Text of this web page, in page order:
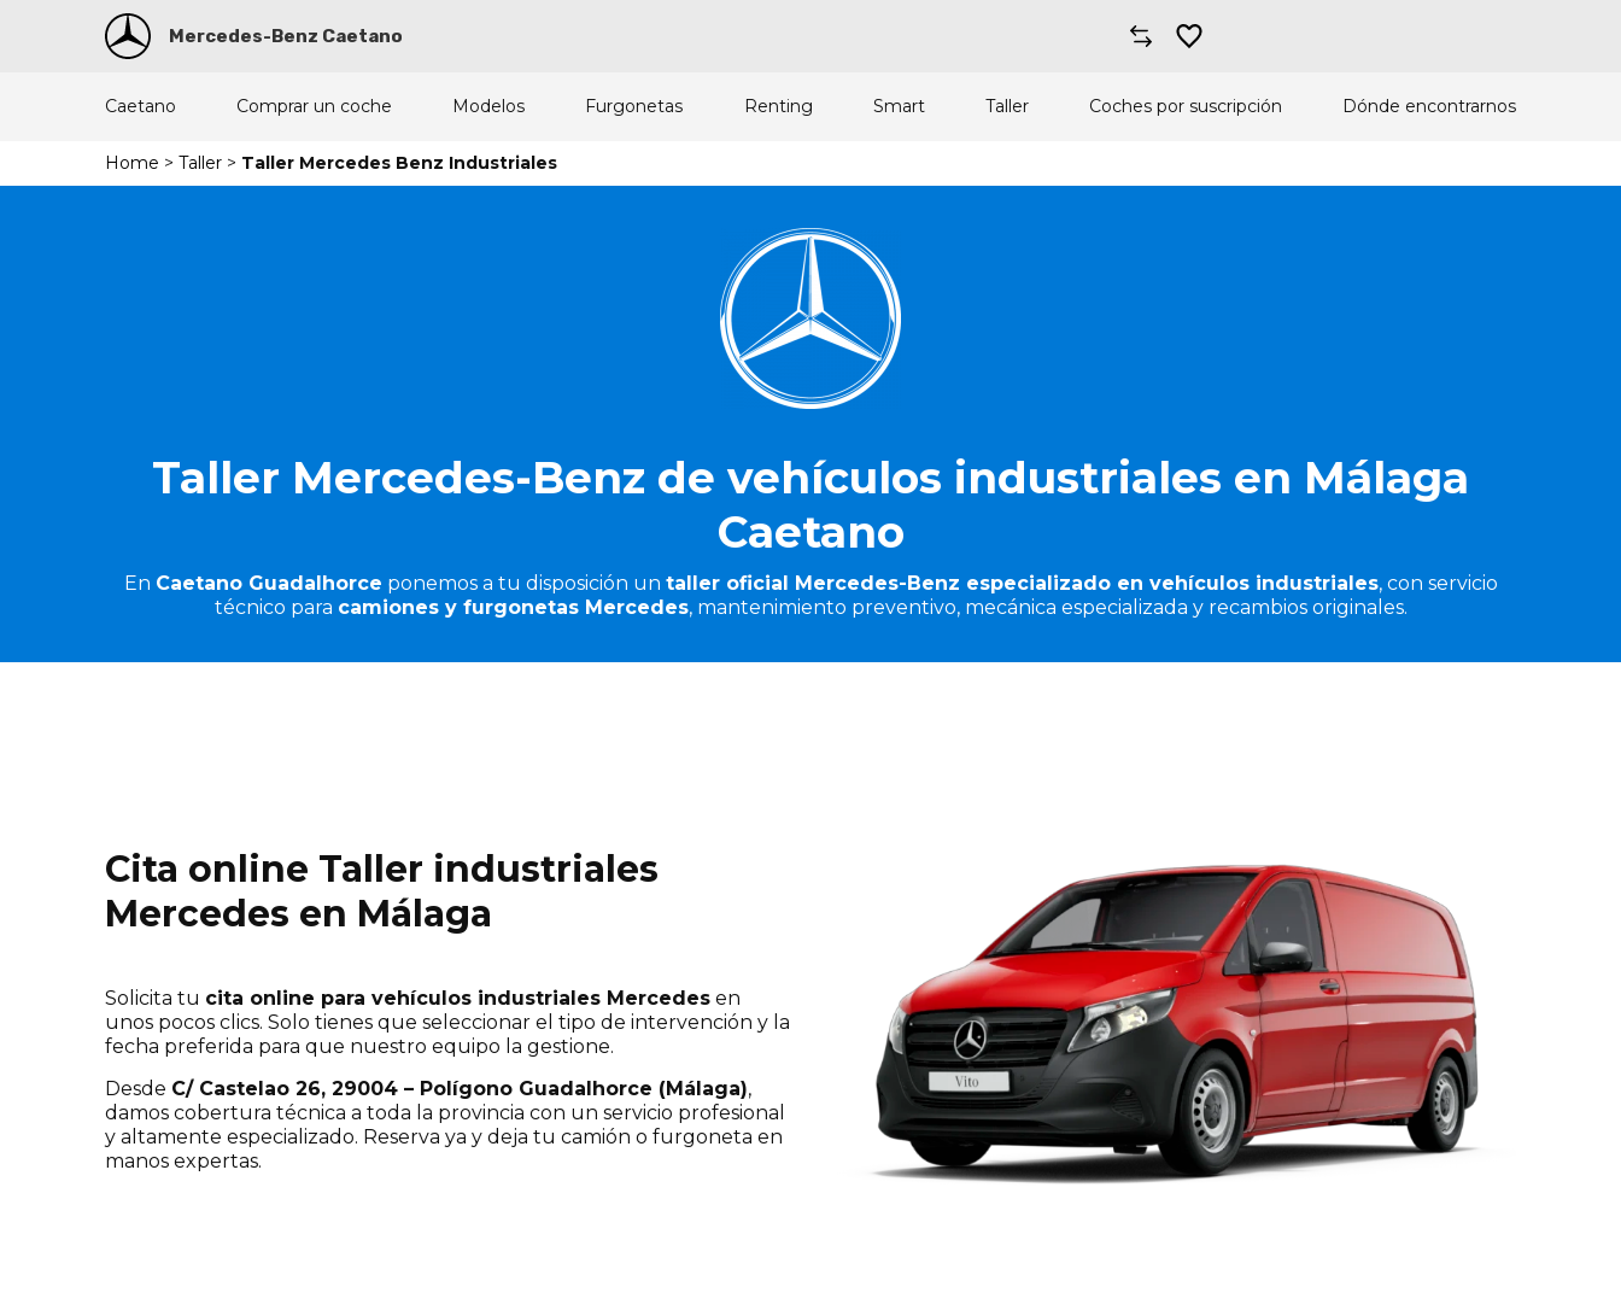
Mercedes-Benz Caetano
Caetano Comprar un coche Modelos Furgonetas Renting Smart Taller Coches por suscripción Dónde encontrarnos
Home > Taller > Taller Mercedes Benz Industriales
Taller Mercedes-Benz de vehículos industriales en Málaga
Caetano
En Caetano Guadalhorce ponemos a tu disposición un taller oficial Mercedes-Benz especializado en vehículos industriales, con servicio
técnico para camiones y furgonetas Mercedes, mantenimiento preventivo, mecánica especializada y recambios originales.
Cita online Taller industriales
Mercedes en Málaga
Solicita tu cita online para vehículos industriales Mercedes en
unos pocos clics. Solo tienes que seleccionar el tipo de intervención y la
fecha preferida para que nuestro equipo la gestione.
Desde C/ Castelao 26, 29004 – Polígono Guadalhorce (Málaga),
damos cobertura técnica a toda la provincia con un servicio profesional
y altamente especializado. Reserva ya y deja tu camión o furgoneta en
manos expertas.